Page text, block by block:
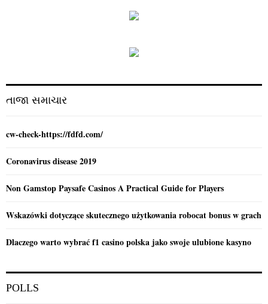
:
તાજા સમાચાર
cw-check-https://fdfd.com/
Coronavirus disease 2019
Non Gamstop Paysafe Casinos A Practical Guide for Players
Wskazówki dotyczące skutecznego użytkowania robocat bonus w grach
Dlaczego warto wybrać f1 casino polska jako swoje ulubione kasyno
POLLS